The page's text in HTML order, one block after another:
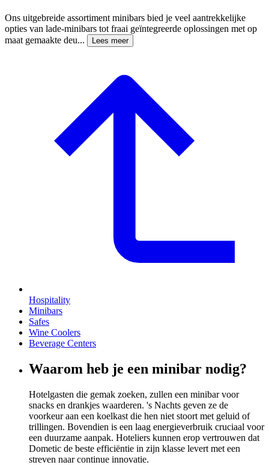
Ons uitgebreide assortiment minibars bied je veel aantrekkelijke
opties van lade-minibars tot fraai geïntegreerde oplossingen met op
maat gemaakte deu...
Lees meer
Hospitality
Minibars
Safes
Wine Coolers
Beverage Centers
Waarom heb je een minibar nodig?
Hotelgasten die gemak zoeken, zullen een minibar voor
snacks en drankjes waarderen. 's Nachts geven ze de
voorkeur aan een koelkast die hen niet stoort met geluid of
trillingen. Bovendien is een laag energieverbruik cruciaal voor
een duurzame aanpak. Hoteliers kunnen erop vertrouwen dat
Dometic de beste efficiëntie in zijn klasse levert met een
streven naar continue innovatie.